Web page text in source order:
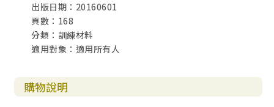
出版日期：20160601
頁數：168
分類：訓練材料
適用對象：適用所有人
購物說明